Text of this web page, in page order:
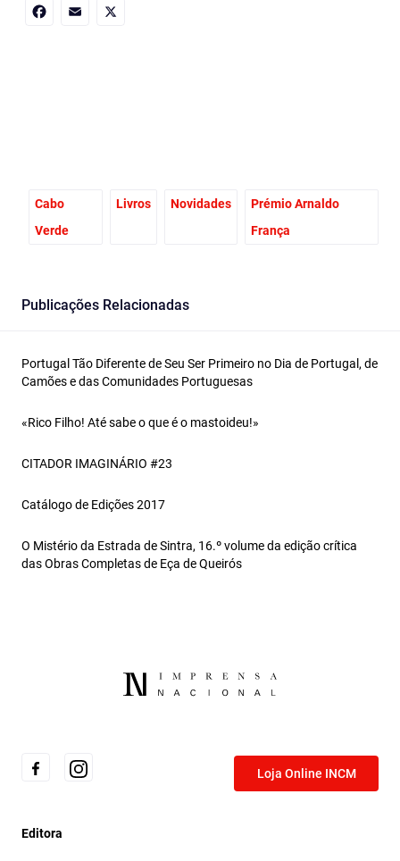
Cabo
Verde
Livros Novidades
Prémio Arnaldo
França
Publicações Relacionadas
Portugal Tão Diferente de Seu Ser Primeiro no Dia de Portugal, de
Camões e das Comunidades Portuguesas
«Rico Filho! Até sabe o que é o mastoideu!»
CITADOR IMAGINÁRIO #23
Catálogo de Edições 2017
O Mistério da Estrada de Sintra, 16.º volume da edição crítica
das Obras Completas de Eça de Queirós
Loja Online INCM
Editora